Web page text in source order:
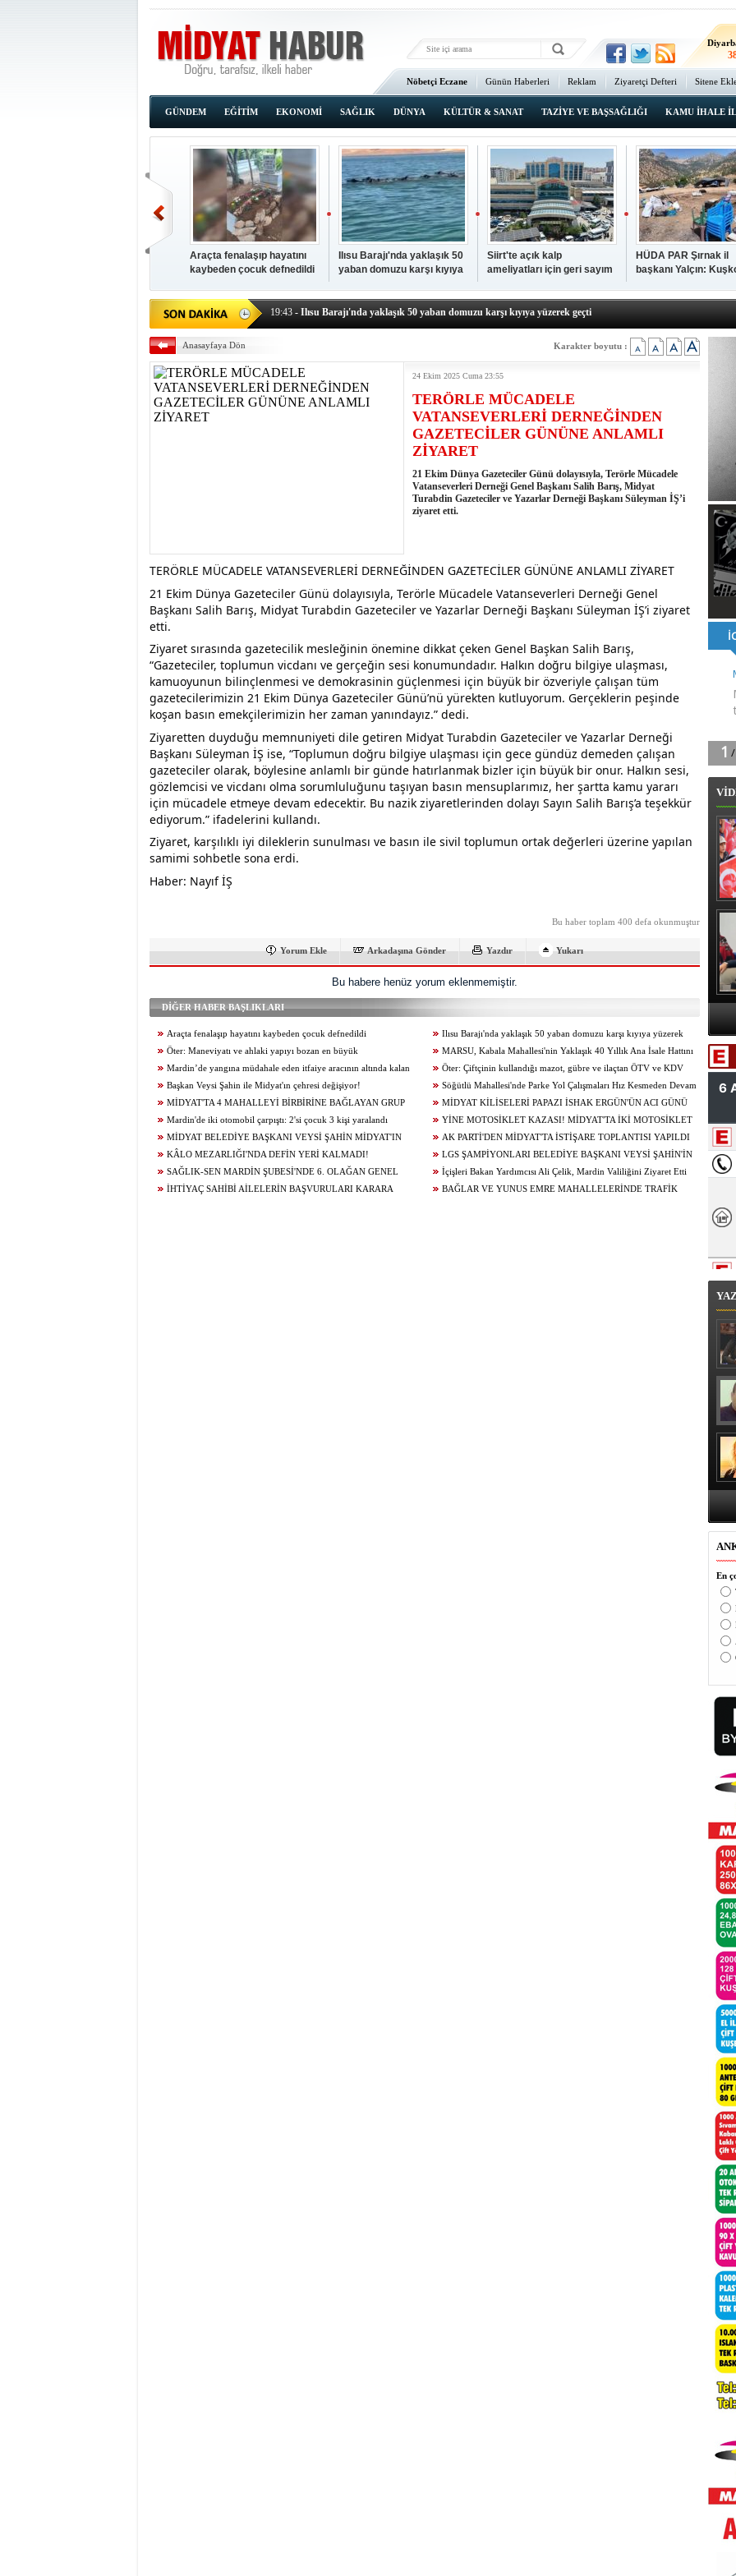
Nöbetçi Eczane Günün Haberleri Reklam Ziyaretçi Defteri
Sitene
Ana Sayfa
GÜNDEM
EĞİTİM EKONOMİ SAĞLIK DÜNYA KÜLTÜR & SANAT TAZİYE VE BAŞSAĞLIĞI KAMU İHALE
Araçta fenalaşıp hayatını
kaybeden çocuk defnedildi
Ilısu Barajı'nda yaklaşık 50
yaban domuzu karşı kıyıya
Siirt'te açık kalp
ameliyatları için geri sayım
HÜDA PAR Şırnak il
başkanı Yalçın:
dönmek istiyor
- OKUMAK İÇİN TIKLAYIN
19:43 - Ilısu Barajı'nda yaklaşık 50 yaban domuzu karşı kıyıya yüzerek geçti
19:42- Hacıoğlu: UMKE ekipleri bilgi, cesaret ve fedakârlıklarıyla hayat kurtarıyor
19:08- HÜDA PAR Şırnak il başkanı Yalçın: Kuşkonar Köyü sakinleri, köylerine dönmek
istiyor
19:06- Öter: Maneviyatı ve ahlaki yapıyı bozan en büyük olumsuzluklardan biri de sanal
kumardır
18:06- MARSU, Kabala Mahallesi'nin Yaklaşık 40 Yıllık Ana İsale Hattını Yeniliyor
- VEFAT • Mehmet Ata Baştuğ
- Mardin’de yangına müdahale eden itfaiye aracının altında kalan itfaiye eri öldü
- Başkan Genç, Şırnak'ta dönel kavşak çağrısını yineledi
- Bakan Memişoğlu: 500 yataklı hastanemizi 2027'nin ikinci yarısında hizmete açacağız
- Bitlis'te bir kişinin hayatını kaybettiği husumet barışla son buldu
- Öter: Çiftçinin kullandığı mazot, gübre ve ilaçtan ÖTV ve KDV alınmamalı
- Batman Üniversitesinin 2026 YKS kontenjanı 2 bin 737'ye yükseldi
Anasayfaya Dön Karakter boyutu :
24 Ekim 2025 Cuma 23:55
TERÖRLE MÜCADELE
VATANSEVERLERİ DERNEĞİNDEN
GAZETECİLER GÜNÜNE ANLAMLI
ZİYARET
21 Ekim Dünya Gazeteciler Günü dolayısıyla, Terörle Mücadele
Vatanseverleri Derneği Genel Başkanı Salih Barış, Midyat
Turabdin Gazeteciler ve Yazarlar Derneği Başkanı Süleyman İŞ’i
ziyaret etti.
TERÖRLE MÜCADELE VATANSEVERLERİ DERNEĞİNDEN GAZETECİLER GÜNÜNE ANLAMLI ZİYARET
21 Ekim Dünya Gazeteciler Günü dolayısıyla, Terörle Mücadele Vatanseverleri Derneği Genel
Başkanı Salih Barış, Midyat Turabdin Gazeteciler ve Yazarlar Derneği Başkanı Süleyman İŞ’i ziyaret
etti.
Ziyaret sırasında gazetecilik mesleğinin önemine dikkat çeken Genel Başkan Salih Barış,
“Gazeteciler, toplumun vicdanı ve gerçeğin sesi konumundadır. Halkın doğru bilgiye ulaşması,
kamuoyunun bilinçlenmesi ve demokrasinin güçlenmesi için büyük bir özveriyle çalışan tüm
gazetecilerimizin 21 Ekim Dünya Gazeteciler Günü’nü yürekten kutluyorum. Gerçeklerin peşinde
koşan basın emekçilerimizin her zaman yanındayız.” dedi.
Ziyaretten duyduğu memnuniyeti dile getiren Midyat Turabdin Gazeteciler ve Yazarlar Derneği
Başkanı Süleyman İŞ ise, “Toplumun doğru bilgiye ulaşması için gece gündüz demeden çalışan
gazeteciler olarak, böylesine anlamlı bir günde hatırlanmak bizler için büyük bir onur. Halkın sesi,
gözlemcisi ve vicdanı olma sorumluluğunu taşıyan basın mensuplarımız, her şartta kamu yararı
için mücadele etmeye devam edecektir. Bu nazik ziyaretlerinden dolayı Sayın Salih Barış’a teşekkür
ediyorum.” ifadelerini kullandı.
Ziyaret, karşılıklı iyi dileklerin sunulması ve basın ile sivil toplumun ortak değerleri üzerine yapılan
samimi sohbetle sona erdi.
Haber: Nayıf İŞ
Bu haber toplam 400 defa okunmuştur
Yorum Ekle Arkadaşına Gönder Yazdır Yukarı
Bu habere henüz yorum eklenmemiştir.
DİĞER HABER BAŞLIKLARI
Araçta fenalaşıp hayatını kaybeden çocuk defnedildi
Ilısu Barajı'nda yaklaşık 50 yaban domuzu karşı kıyıya yüzerek
geçti
Öter: Maneviyatı ve ahlaki yapıyı bozan en büyük
olumsuzluklardan biri de sanal kumardır
MARSU, Kabala Mahallesi'nin Yaklaşık 40 Yıllık Ana İsale Hattını
Yeniliyor
Mardin’de yangına müdahale eden itfaiye aracının altında kalan
itfaiye eri öldü
Öter: Çiftçinin kullandığı mazot, gübre ve ilaçtan ÖTV ve KDV
alınmamalı
Başkan Veysi Şahin ile Midyat'ın çehresi değişiyor!
Söğütlü Mahallesi'nde Parke Yol Çalışmaları Hız Kesmeden Devam
Ediyor
MİDYAT'TA 4 MAHALLEYİ BİRBİRİNE BAĞLAYAN GRUP
YOLU YENİLENDİ
MİDYAT KİLİSELERİ PAPAZI İSHAK ERGÜN'ÜN ACI GÜNÜ
Mardin'de iki otomobil çarpıştı: 2'si çocuk 3 kişi yaralandı
YİNE MOTOSİKLET KAZASI! MİDYAT'TA İKİ MOTOSİKLET
ÇARPIŞTI: 1 YARALI
MİDYAT BELEDİYE BAŞKANI VEYSİ ŞAHİN MİDYAT'IN
GELECEĞİ İÇİN ÇALIŞIYOR...
AK PARTİ'DEN MİDYAT'TA İSTİŞARE TOPLANTISI YAPILDI
KÂLO MEZARLIĞI'NDA DEFİN YERİ KALMADI!
LGS ŞAMPİYONLARI BELEDİYE BAŞKANI VEYSİ ŞAHİN'İN
KONUĞU OLDU
SAĞLIK-SEN MARDİN ŞUBESİ'NDE 6. OLAĞAN GENEL
KURUL HEYECANI YAŞANIYOR!
İçişleri Bakan Yardımcısı Ali Çelik, Mardin Valiliğini Ziyaret Etti
İHTİYAÇ SAHİBİ AİLELERİN BAŞVURULARI KARARA
BAĞLAR VE YUNUS EMRE MAHALLELERİNDE TRAFİK
En